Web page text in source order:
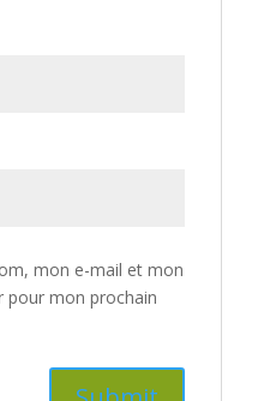
mon e-mail et mon
pour mon prochain